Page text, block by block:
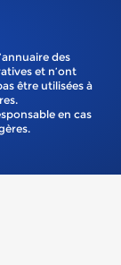
des
et n’ont
être utilisées à
en cas